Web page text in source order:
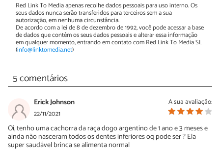
Red Link To Media apenas recolhe dados pessoais para uso interno. Os
seus dados nunca serão transferidos para terceiros sem a sua
autorização, em nenhuma circunstância.
De acordo com a lei de 8 de dezembro de 1992, você pode acessar a base
de dados que contém os seus dados pessoais e alterar essa informação
em qualquer momento, entrando em contato com Red Link To Media SL
(info@linktomedia.net)
5 comentários
A sua avaliação:
Erick Johnson
22/11/2021
Oi, tenho uma cachorra da raça dogo argentino de 1 ano e 3 meses e
ainda não nasceram todos os dentes inferiores oq pode ser ? Ela
super saudável brinca se alimenta normal